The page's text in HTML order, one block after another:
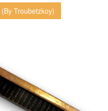
Troubetzkoy)